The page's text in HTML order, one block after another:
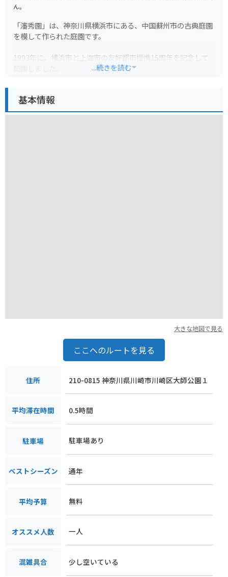
ん。
「瀋秀園」は、神奈川県横浜市にある、中国蘇州市の古典庭園
を模して作られた庭園です。
1993年に、横浜市と上海市の友好都市提携15周年を記念して
園内には、池や橋、築山などが巧みに配置され、四季折々の風
...続きを読む
基本情報
大きな地図で見る
ここへのルートを見る
住所 210-0815 神奈川県川崎市川崎区大師公園１
平均滞在時間 0.5時間
駐車場 駐車場あり
ベストシーズン 通年
平均予算 無料
オススメ人数 一人
混雑具合 少し空いている